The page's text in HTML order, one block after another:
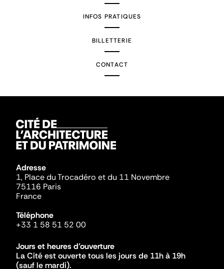
INFOS PRATIQUES
BILLETTERIE
CONTACT
Adresse
1, Place du Trocadéro et du 11 Novembre
75116 Paris
France
Téléphone
+33 1 58 51 52 00
Jours et heures d'ouverture
La Cité est ouverte tous les jours de 11h à 19h
(sauf le mardi).